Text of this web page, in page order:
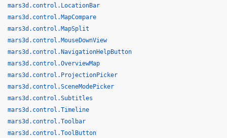
mars3d.control.LocationBar
mars3d.control.MapCompare
mars3d.control.MapSplit
mars3d.control.MouseDownView
mars3d.control.NavigationHelpButton
mars3d.control.OverviewMap
mars3d.control.ProjectionPicker
mars3d.control.SceneModePicker
mars3d.control.Subtitles
mars3d.control.Timeline
mars3d.control.Toolbar
mars3d.control.ToolButton